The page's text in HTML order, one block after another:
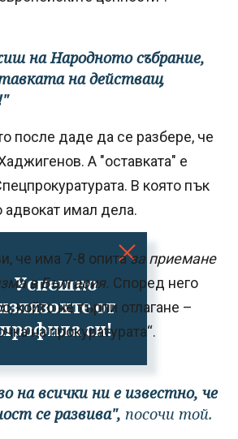
Успешно
от
профила си!
на Народното събрание,
на действащ
после даде да се разбере, че
А "оставката" е
В която пък
имал дела.
че има 7-8 опитаза приемане
в България. Според него
който не търпи отлагане –
на прокуратурата“.
на всички ни е известно, че
се развива", посочи той.